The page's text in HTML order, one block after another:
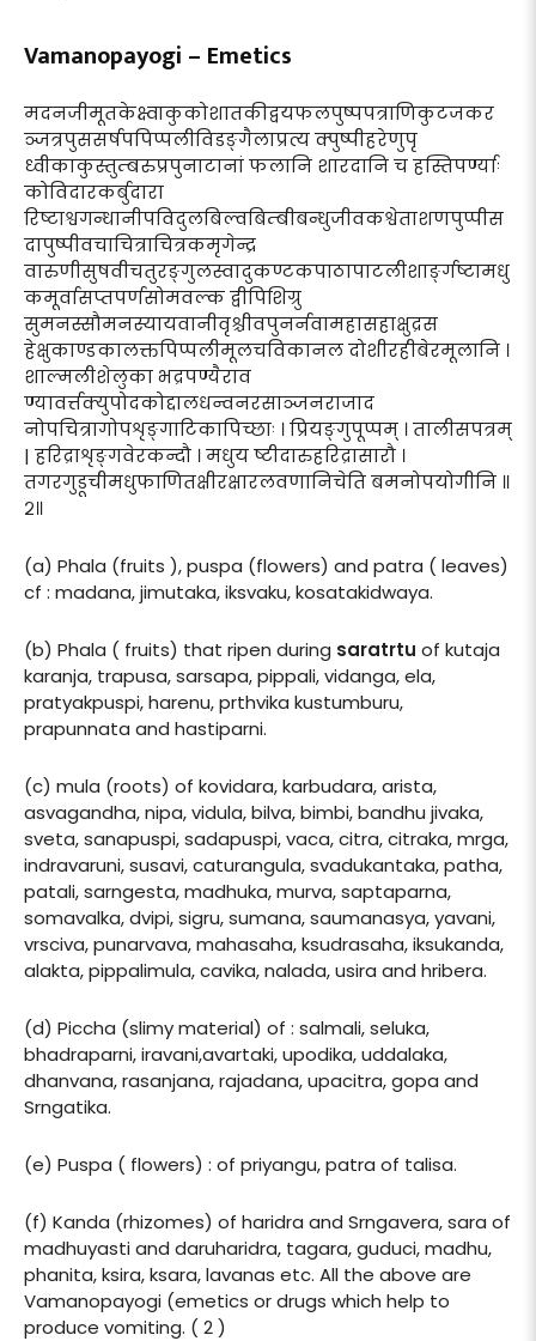
Vamanopayogi – Emetics
मदनजीमूतकेक्ष्वाकुकोशातकीद्वयफलपुष्पपत्राणिकुटजकर
ञ्जत्रपुससर्षपपिप्पलीविडङ्गैलाप्रत्य क्पुष्पीहरेणुपृ
ध्वीकाकुस्तुम्बरुप्रपुनाटानां फलानि शारदानि च हस्तिपर्ण्याः
कोविदारकर्बुदारा
रिष्टाश्वगन्धानीपविदुलबिल्वबिम्बीबन्धुजीवकश्वेताशणपुप्पीस
दापुष्पीवचाचित्राचित्रकमृगेन्द्र
वारुणीसुषवीचतुरङ्गुलस्वादुकण्टकपाठापाटलीशार्ङ्गष्टामधु
कमूर्वासप्तपर्णसोमवल्क द्वीपिशिग्रु
सुमनस्सौमनस्यायवानीवृश्चीवपुनर्नवामहासहाक्षुद्रस
हेक्षुकाण्डकालक्तपिप्पलीमूलचविकानल दोशीरहीबेरमूलानि ।
शाल्मलीशेलुका भद्रपण्यैराव
ण्यावर्त्तक्युपोदकोद्दालधन्वनरसाञ्जनराजाद
नोपचित्रागोपशृङ्गाटिकापिच्छाः । प्रियङ्गुपूप्पम् । तालीसपत्रम्
| हरिद्राशृङ्गवेरकन्दौ । मधुय ष्टीदारुहरिद्रासारौ ।
तगरगुडूचीमधुफाणितक्षीरक्षारलवणानिचेति बमनोपयोगीनि ॥
२॥
(a) Phala (fruits ), puspa (flowers) and patra ( leaves)
cf : madana, jimutaka, iksvaku, kosatakidwaya.
(b) Phala ( fruits) that ripen during saratrtu of kutaja
karanja, trapusa, sarsapa, pippali, vidanga, ela,
pratyakpuspi, harenu, prthvika kustumburu,
prapunnata and hastiparni.
(c) mula (roots) of kovidara, karbudara, arista,
asvagandha, nipa, vidula, bilva, bimbi, bandhu jivaka,
sveta, sanapuspi, sadapuspi, vaca, citra, citraka, mrga,
indravaruni, susavi, caturangula, svadukantaka, patha,
patali, sarngesta, madhuka, murva, saptaparna,
somavalka, dvipi, sigru, sumana, saumanasya, yavani,
vrsciva, punarvava, mahasaha, ksudrasaha, iksukanda,
alakta, pippalimula, cavika, nalada, usira and hribera.
(d) Piccha (slimy material) of : salmali, seluka,
bhadraparni, iravani,avartaki, upodika, uddalaka,
dhanvana, rasanjana, rajadana, upacitra, gopa and
Srngatika.
(e) Puspa ( flowers) : of priyangu, patra of talisa.
(f) Kanda (rhizomes) of haridra and Srngavera, sara of
madhuyasti and daruharidra, tagara, guduci, madhu,
phanita, ksira, ksara, lavanas etc. All the above are
Vamanopayogi (emetics or drugs which help to
produce vomiting. ( 2 )